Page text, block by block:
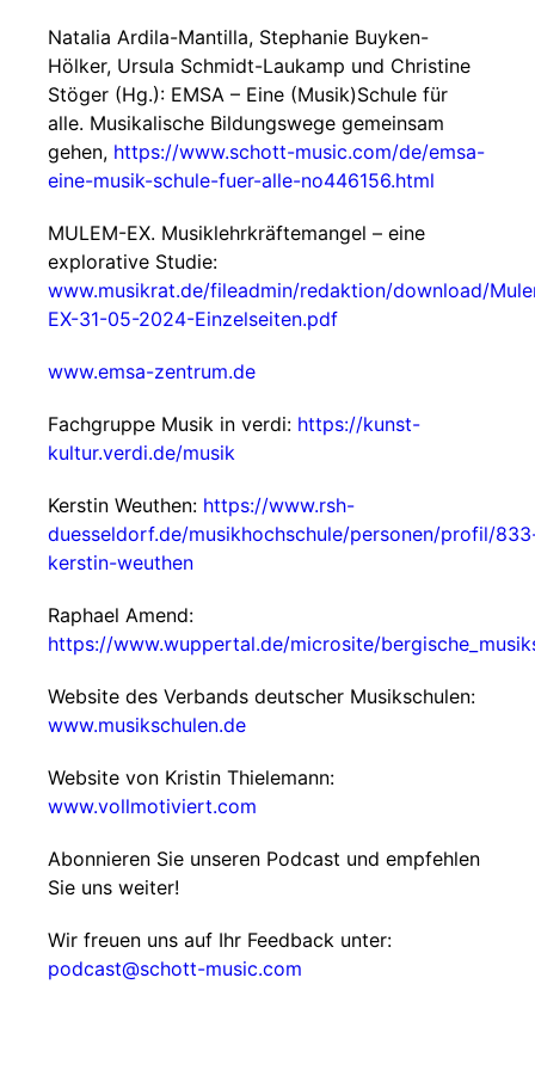
Natalia Ardila-Mantilla, Stephanie Buyken-
Hölker, Ursula Schmidt-Laukamp und Christine
Stöger (Hg.): EMSA – Eine (Musik)Schule für
alle. Musikalische Bildungswege gemeinsam
gehen, https://www.schott-music.com/de/emsa-
eine-musik-schule-fuer-alle-no446156.html
MULEM-EX. Musiklehrkräftemangel – eine
explorative Studie:
www.musikrat.de/fileadmin/redaktion/download/
EX-31-05-2024-Einzelseiten.pdf
www.emsa-zentrum.de
Fachgruppe Musik in verdi: https://kunst-
kultur.verdi.de/musik
Kerstin Weuthen: https://www.rsh-
duesseldorf.de/musikhochschule/personen/profil/
kerstin-weuthen
Raphael Amend:
https://www.wuppertal.de/microsite/
Website des Verbands deutscher Musikschulen:
www.musikschulen.de
Website von Kristin Thielemann:
www.vollmotiviert.com
Abonnieren Sie unseren Podcast und empfehlen
Sie uns weiter!
Wir freuen uns auf Ihr Feedback unter:
podcast@schott-music.com